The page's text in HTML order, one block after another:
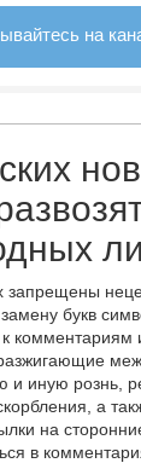
на
запрещены
букв
комментариям
и иную рознь,
а
на
в